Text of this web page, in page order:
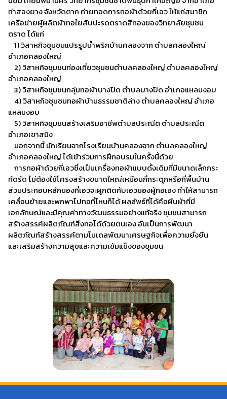
ท่าสองยาง จังหวัดตาก ถ่ายทอดการทอผ้าด้วยกี่เอว ให้แก่สมาชิก
เครือข่ายผู้ผลิตผ้าทอใยสับปะรดตราดสีทองของวิทยาลัยชุมชน
ตราด ได้แก่
1) วิสาหกิจชุมชนแปรรูปน้ำพริกบ้านคลองจาก ตำบลคลองใหญ่
อำเภอคลองใหญ่
2) วิสาหกิจชุมชนท่องเที่ยวชุมชนตำบลคลองใหญ่ ตำบลคลองใหญ่
อำเภอคลองใหญ่
3) วิสาหกิจชุมชนกลุ่มทอผ้าบางปิด ตำบลบางปิด อำเภอแหลมงอบ
4) วิสาหกิจชุมชนทอผ้าบ้านธรรมชาติล่าง ตำบลคลองใหญ่ อำเภอ
แหลมงอบ
5) วิสาหกิจชุมชนสร้างเสริมอาชีพตำบลประณีต ตำบลประณีต
อำเภอเขาสมิง
นอกจากนี้ นักเรียนจากโรงเรียนบ้านคลองจาก ตำบลคลองใหญ่
อำเภอคลองใหญ่ ได้เข้าร่วมการฝึกอบรมในครั้งนี้ด้วย
การทอผ้าด้วยกี่เอวซึ่งเป็นเครื่องทอผ้าแบบดั้งเดิมที่มีขนาดเล็กกระ
ทัดรัด ไม่ต้องใช้โครงสร้างขนาดใหญ่เหมือนกี่กระตุกหรือกี่พื้นบ้าน
ส่วนประกอบหลักของกี่เอวจะผูกติดกับเอวของผู้ทอเอง ทำให้สามารถ
เคลื่อนย้ายและพกพาไปทอที่ไหนก็ได้ ผลลัพธ์ที่ได้คือผืนผ้าที่มี
เอกลักษณ์และมีคุณค่าทางวัฒนธรรมอย่างแท้จริง ชุมชนสามารถ
สร้างสรรค์ผลิตภัณฑ์สิ่งทอได้ด้วยตนเอง อันเป็นการพัฒนา
ผลิตภัณฑ์สร้างสรรค์ตามโมเดลพัฒนาเศรษฐกิจเพื่อความยั่งยืน
และเสริมสร้างความสุขและความเข้มแข็งของชุมชน